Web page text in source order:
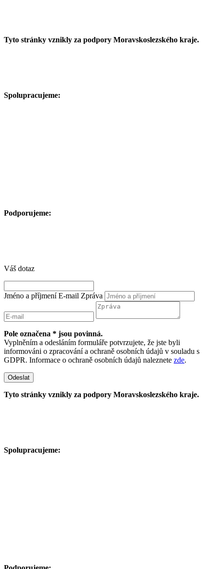
Tyto stránky vznikly za podpory Moravskoslezského kraje.
Spolupracujeme:
Podporujeme:
Váš dotaz
Jméno a příjmení E-mail Zpráva
Pole označena * jsou povinná.
Vyplněním a odesláním formuláře potvrzujete, že jste byli
informováni o zpracování a ochraně osobních údajů v souladu s
GDPR. Informace o ochraně osobních údajů naleznete zde.
Odeslat
Tyto stránky vznikly za podpory Moravskoslezského kraje.
Spolupracujeme: